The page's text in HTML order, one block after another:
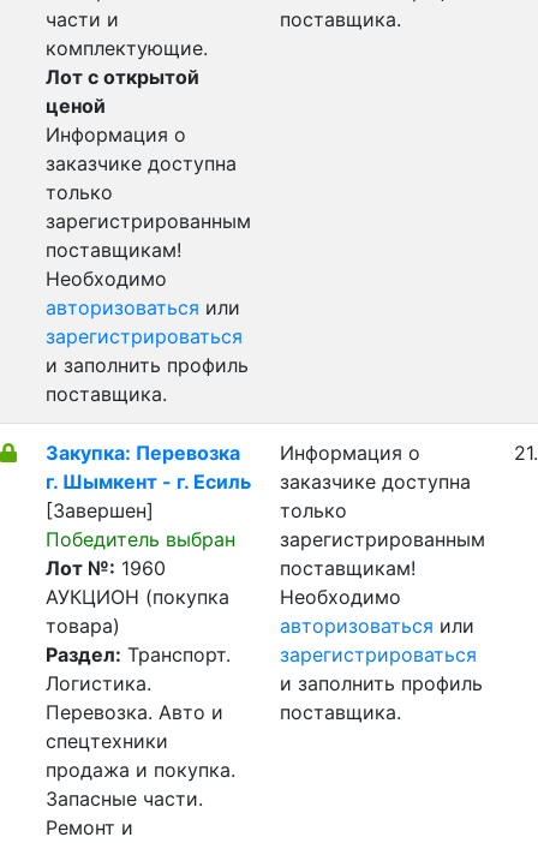
части и
комплектующие.
Лот с открытой
ценой
Информация о
заказчике доступна
только
зарегистрированным
поставщикам!
Необходимо
авторизоваться или
зарегистрироваться
и заполнить профиль
поставщика.
поставщика.
Закупка: Перевозка
г. Шымкент - г. Есиль
[Завершен]
Победитель выбран
Лот №: 1960
АУКЦИОН (покупка
товара)
Раздел: Транспорт.
Логистика.
Перевозка. Авто и
спецтехники
продажа и покупка.
Запасные части.
Ремонт и
Информация о
заказчике доступна
только
зарегистрированным
поставщикам!
Необходимо
авторизоваться или
зарегистрироваться
и заполнить профиль
поставщика.